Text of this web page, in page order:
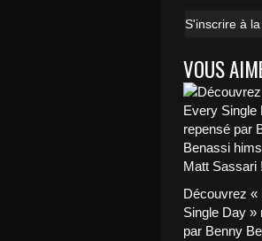
S'inscrire à
VOUS
Découvrez «
Single Day »
par Benny